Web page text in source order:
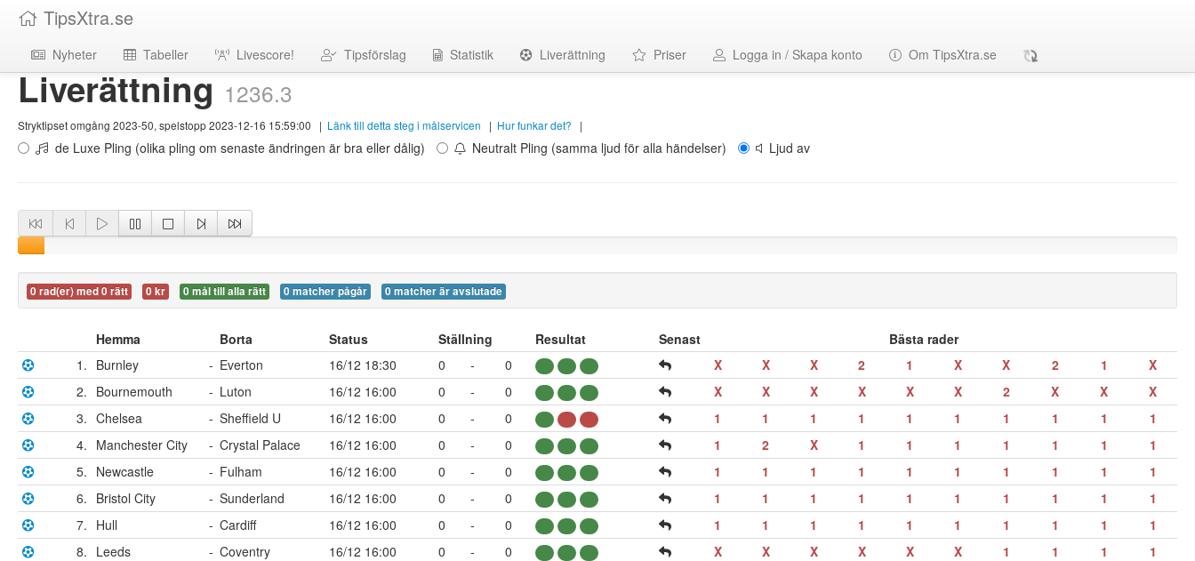
TipsXtra.se
Nyheter Tabeller Livescore! Tipsförslag Statistik Liverättning Priser Logga in / Skapa konto Om TipsXtra.se
Liverättning1236.3
Stryktipset omgång 2023-50, spelstopp 2023-12-16 15:59:00 | Länk till detta steg i målservicen | Hur funkar det? |
de Luxe Pling (olika pling om senaste ändringen är bra eller dålig) Neutralt Pling (samma ljud för alla händelser) Ljud av
0 rad(er) med 0 rätt 0 kr 0 mål till alla rätt 0 matcher pågår 0 matcher är avslutade
Hemma Borta Status Ställning Resultat Senast
Bästa rader
1. Burnley - Everton 16/12 18:30 0 - 0 X X X 2 1 X X 2 1
X
2. Bournemouth - Luton 16/12 16:00 0 - 0 X X X X X X 2 X X
X
3. Chelsea - Sheffield U 16/12 16:00 0 - 0 1 1 1 1 1 1 1 1 1
1
4. Manchester City - Crystal Palace 16/12 16:00 0 - 0 1 2 X 1 1 1 1 1 1
1
5. Newcastle - Fulham 16/12 16:00 0 - 0 1 1 1 1 1 1 1 1 1
1
6. Bristol City - Sunderland 16/12 16:00 0 - 0 1 1 1 1 1 1 1 1 1
1
7. Hull - Cardiff 16/12 16:00 0 - 0 1 1 1 1 1 1 1 1 1
1
8. Leeds - Coventry 16/12 16:00 0 - 0 X X X X X X 1 1 1
1